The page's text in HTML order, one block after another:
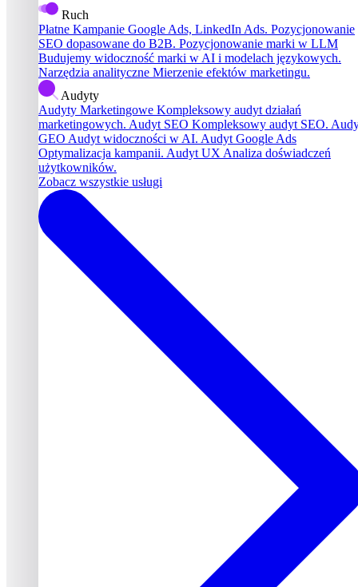
Ruch
Płatne Kampanie Google Ads, LinkedIn Ads. Pozycjonowanie
SEO dopasowane do B2B. Pozycjonowanie marki w LLM
Budujemy widoczność marki w AI i modelach językowych.
Narzędzia analityczne Mierzenie efektów marketingu.
Audyty
Audyty Marketingowe Kompleksowy audyt działań
marketingowych. Audyt SEO Kompleksowy audyt SEO.
GEO Audyt widoczności w AI. Audyt Google Ads
Optymalizacja kampanii. Audyt UX Analiza doświadczeń
użytkowników.
Zobacz wszystkie usługi